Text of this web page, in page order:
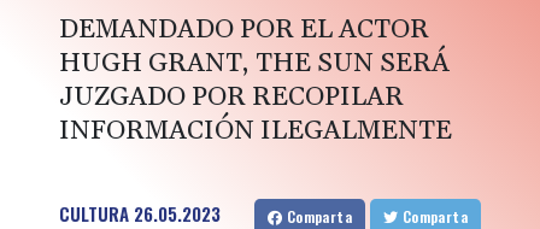
DEMANDADO POR EL ACTOR
HUGH GRANT, THE SUN SERÁ
JUZGADO POR RECOPILAR
INFORMACIÓN ILEGALMENTE
CULTURA 26.05.2023 Comparta Comparta